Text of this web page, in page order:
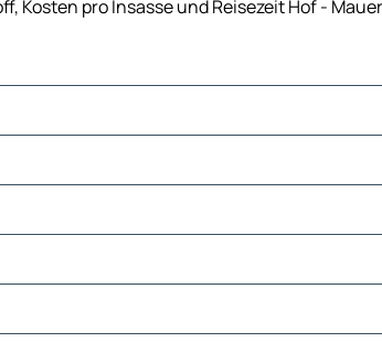
Kosten pro Insasse und Reisezeit Hof -